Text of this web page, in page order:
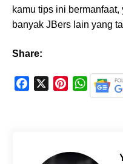
kamu tips ini
banyak JBers lain yang
Share:
r
W
h
A